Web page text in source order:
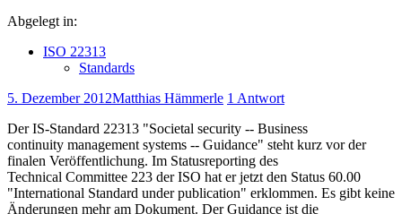
Abgelegt in:
ISO 22313
Standards
5. Dezember 2012Matthias Hämmerle 1 Antwort
Der IS-Standard 22313 "Societal security -- Business
continuity management systems -- Guidance" steht kurz vor der
finalen Veröffentlichung. Im Statusreporting des
Technical Committee 223 der ISO hat er jetzt den Status 60.00
"International Standard under publication" erklommen. Es gibt keine
Änderungen mehr am Dokument. Der Guidance ist die